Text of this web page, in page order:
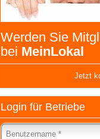
Werden Sie
bei MeinLokal
Jetzt
Login für Betriebe